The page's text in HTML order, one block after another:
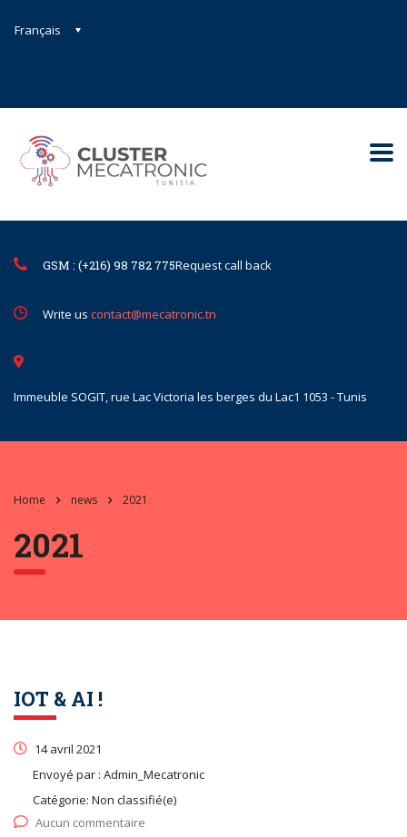
Français
GSM : (+216) 98 782 775Request call back
Write us contact@mecatronic.tn
Immeuble SOGIT, rue Lac Victoria les berges du Lac1 1053 - Tunis
Home news 2021
2021
IOT & AI !
14 avril 2021
Envoyé par : Admin_Mecatronic
Catégorie: Non classifié(e)
Aucun commentaire